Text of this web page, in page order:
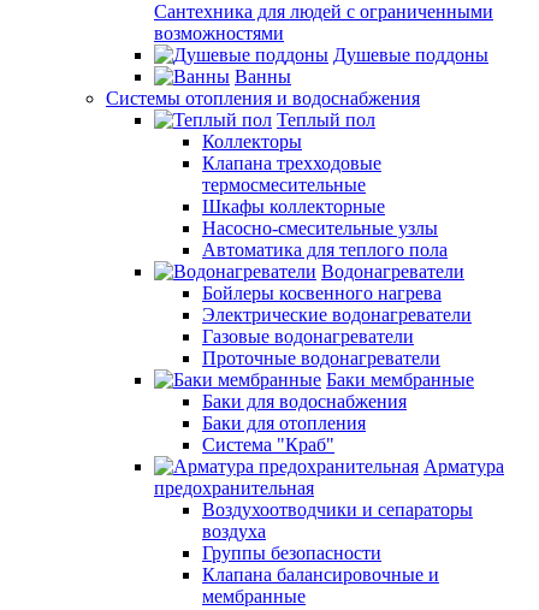
Сантехника для людей с ограниченными
возможностями
Душевые поддоны
Ванны
Системы отопления и водоснабжения
Теплый пол
Коллекторы
Клапана трехходовые
термосмесительные
Шкафы коллекторные
Насосно-смесительные узлы
Автоматика для теплого пола
Водонагреватели
Бойлеры косвенного нагрева
Электрические водонагреватели
Газовые водонагреватели
Проточные водонагреватели
Баки мембранные
Баки для водоснабжения
Баки для отопления
Система "Краб"
Арматура
предохранительная
Воздухоотводчики и сепараторы
воздуха
Группы безопасности
Клапана балансировочные и
мембранные